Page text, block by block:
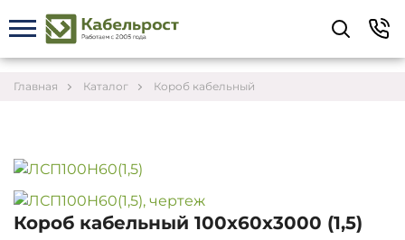
Главная Каталог Короб кабельный
Короб кабельный 100х60х3000 (1,5)
Укажите контакты для связи и требования к
заказу – предложим лучшие варианты по цене,
согласуем сроки и подберём доставку.